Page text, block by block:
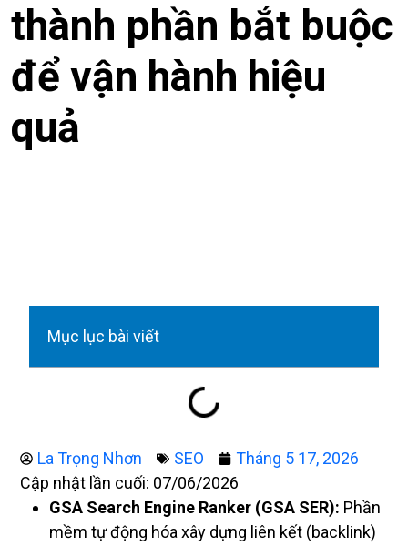
thành phần bắt buộc
để vận hành hiệu
quả
Mục lục bài viết
La Trọng Nhơn SEO
Tháng 5 17, 2026
Cập nhật lần cuối: 07/06/2026
GSA Search Engine Ranker (GSA SER): Phần
mềm tự động hóa xây dựng liên kết (backlink)